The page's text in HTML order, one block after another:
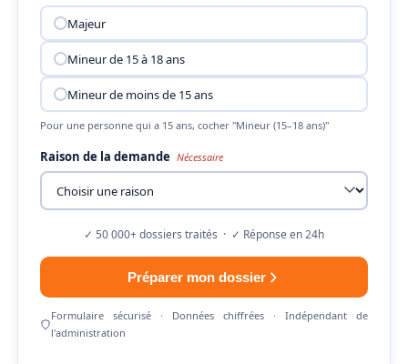
Majeur
Mineur de 15 à 18 ans
Mineur de moins de 15 ans
Pour une personne qui a 15 ans, cocher "Mineur (15–18 ans)"
Raison de la demande Nécessaire
✓ 50 000+ dossiers traités · ✓ Réponse en 24h
Préparer mon dossier
Formulaire sécurisé · Données chiffrées · Indépendant de
l'administration